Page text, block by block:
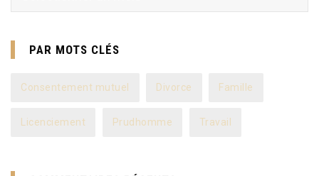
PAR MOTS CLÉS
Consentement mutuel Divorce Famille
Licenciement Prudhomme Travail